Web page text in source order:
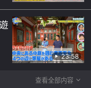
23:58
查看全部内容